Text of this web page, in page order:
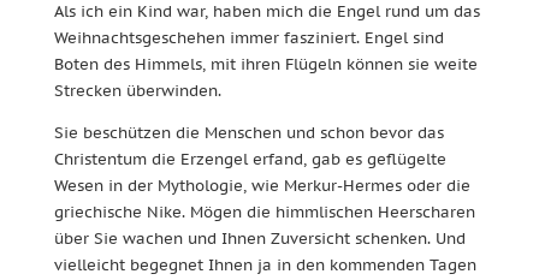
Als ich ein Kind war, haben mich die Engel rund um das
Weihnachtsgeschehen immer fasziniert. Engel sind
Boten des Himmels, mit ihren Flügeln können sie weite
Strecken überwinden.
Sie beschützen die Menschen und schon bevor das
Christentum die Erzengel erfand, gab es geflügelte
Wesen in der Mythologie, wie Merkur-Hermes oder die
griechische Nike. Mögen die himmlischen Heerscharen
über Sie wachen und Ihnen Zuversicht schenken. Und
vielleicht begegnet Ihnen ja in den kommenden Tagen